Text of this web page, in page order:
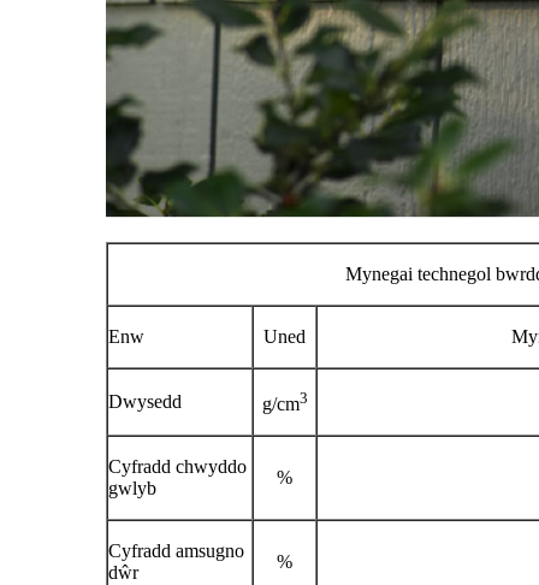
Mynegai technegol
Enw Uned
Dwysedd g/cm3
Cyfradd chwyddo
gwlyb
%
Cyfradd amsugno
dŵr
%